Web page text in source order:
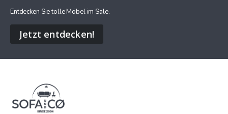
Entdecken Sie tolle Möbel im Sale.
Jetzt entdecken!